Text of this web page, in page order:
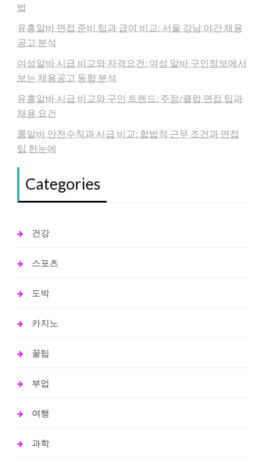
법
유흥알바 면접 준비 팁과 급여 비교: 서울 강남 야간 채용
공고 분석
여성알바 시급 비교와 자격요건: 여성 알바 구인정보에서
보는 채용공고 동향 분석
유흥알바 시급 비교와 구인 트렌드: 주점/클럽 면접 팁과
채용 요건
룸알바 안전수칙과 시급 비교: 합법적 근무 조건과 면접
팁 한눈에
Categories
건강
스포츠
도박
카지노
꿀팁
부업
여행
과학